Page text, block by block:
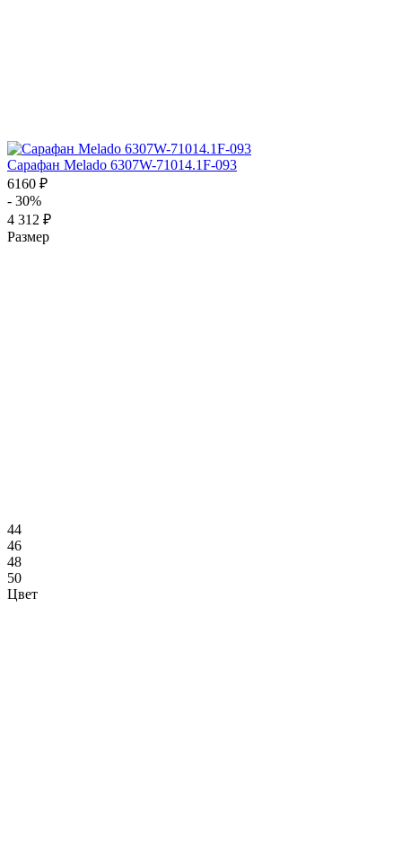
Сарафан Melado 6307W-71014.1F-093
6160 ₽
- 30%
4 312 ₽
Размер
44
46
48
50
Цвет